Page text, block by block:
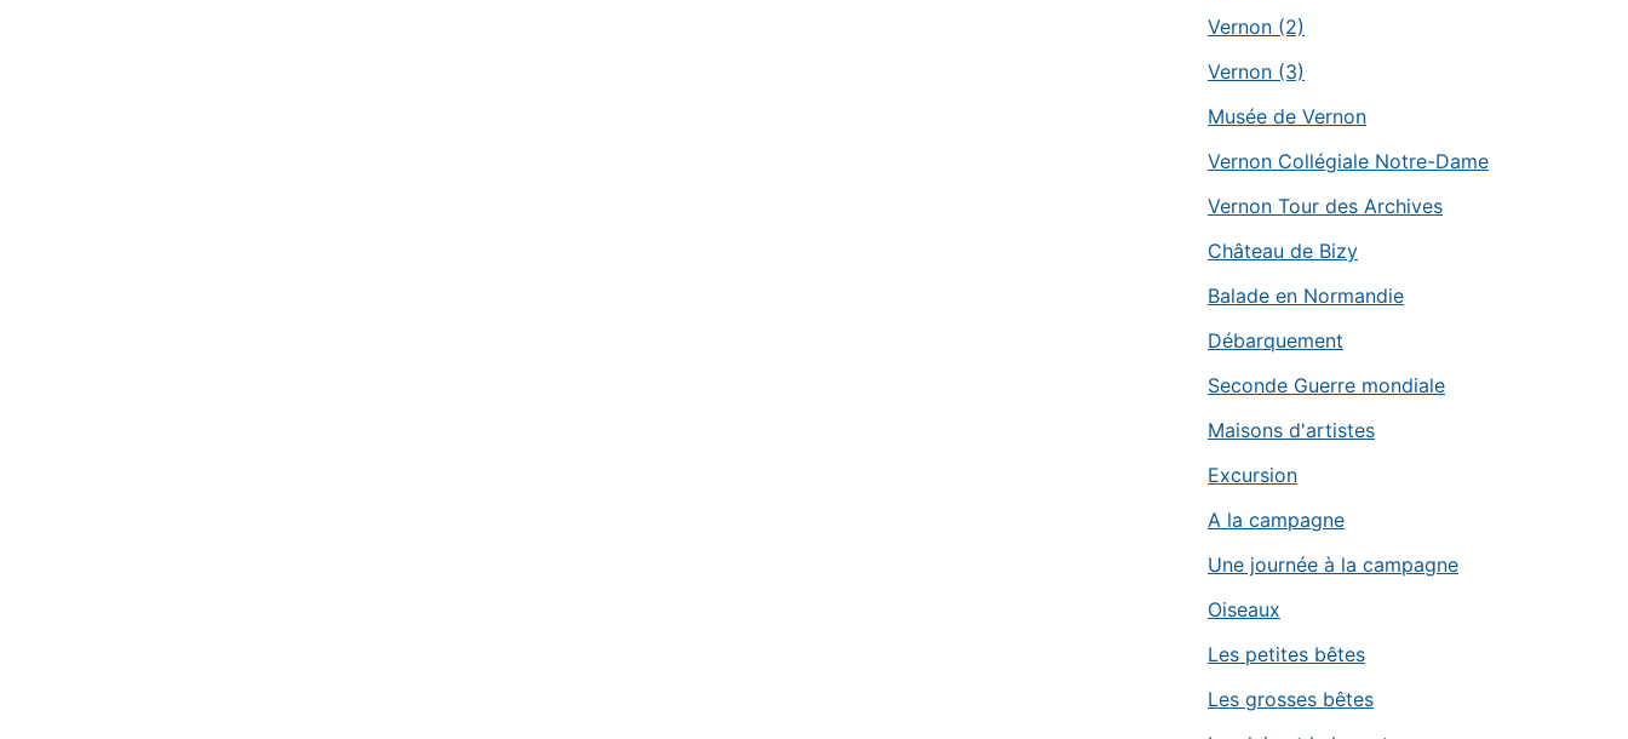
Vernon (2)
Vernon (3)
Musée de Vernon
Vernon Collégiale Notre-Dame
Vernon Tour des Archives
Château de Bizy
Balade en Normandie
Débarquement
Seconde Guerre mondiale
Maisons d'artistes
Excursion
A la campagne
Une journée à la campagne
Oiseaux
Les petites bêtes
Les grosses bêtes